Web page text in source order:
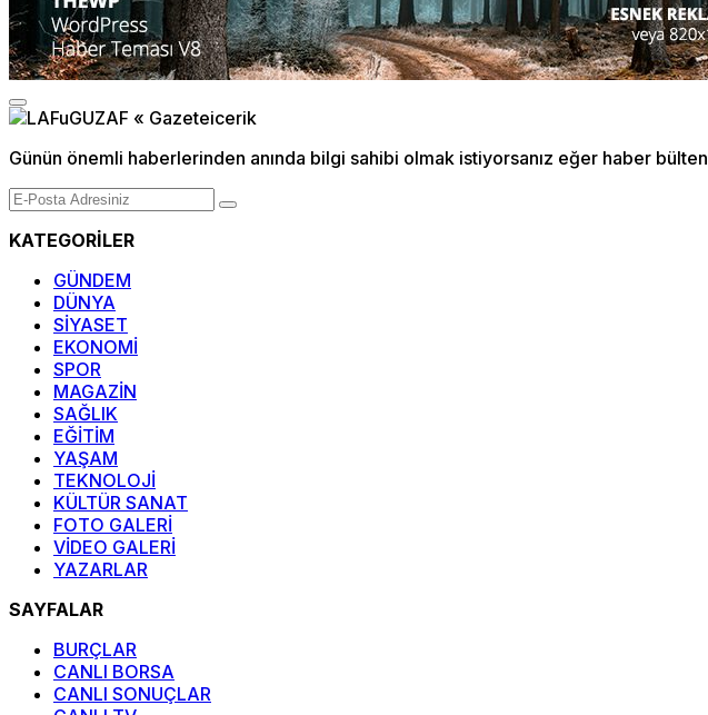
Günün önemli haberlerinden anında bilgi sahibi olmak istiyorsanız eğer haber
KATEGORİLER
GÜNDEM
DÜNYA
SİYASET
EKONOMİ
SPOR
MAGAZİN
SAĞLIK
EĞİTİM
YAŞAM
TEKNOLOJİ
KÜLTÜR SANAT
FOTO GALERİ
VİDEO GALERİ
YAZARLAR
SAYFALAR
BURÇLAR
CANLI BORSA
CANLI SONUÇLAR